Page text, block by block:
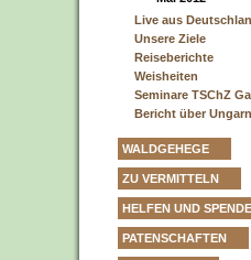
Live aus
Unsere Ziele
Reiseberichte
Weisheiten
Seminare TSChZ
Bericht über Ungarn
WALDGEHEGE
ZU VERMITTELN
HELFEN UND
PATENSCHAFTEN